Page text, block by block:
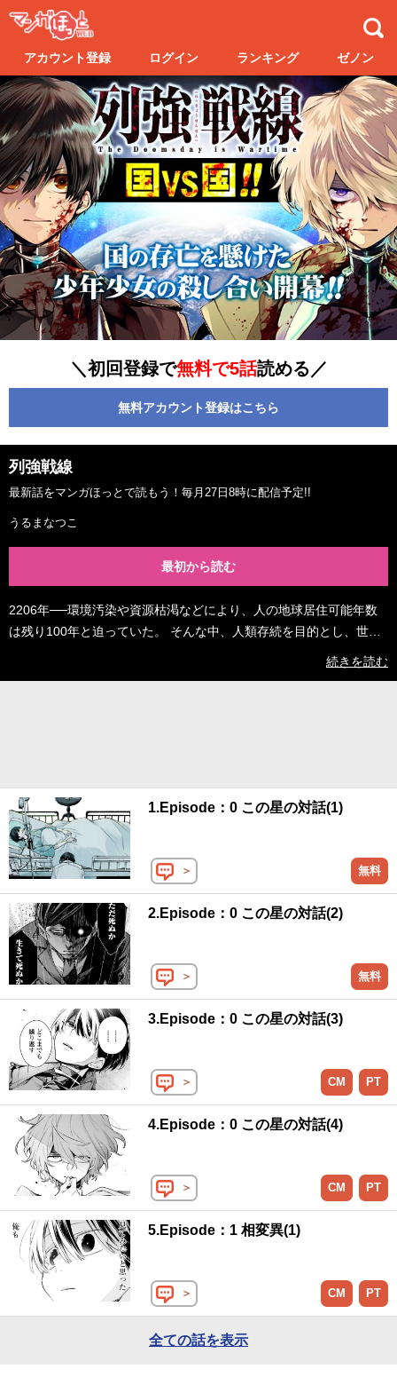
アカウント登録 ログイン ランキング ゼノン
＼初回登録で無料で5話読める／
無料アカウント登録はこちら
列強戦線
最新話をマンガほっとで読もう！毎月27日8時に配信予定!!
うるまなつこ
最初から読む
2206年──環境汚染や資源枯渇などにより、人の地球居住可能年数
は残り100年と迫っていた。 そんな中、人類存続を目的とし、世界
人口を減らすため、滅亡させる国を選ぶ戦争『亡国決定戦』の開催
続きを読む
1.Episode：0 この星の対話(1)
＞ 無料
2.Episode：0 この星の対話(2)
＞ 無料
3.Episode：0 この星の対話(3)
＞ CM PT
4.Episode：0 この星の対話(4)
＞ CM PT
5.Episode：1 相変異(1)
＞ CM PT
全ての話を表示